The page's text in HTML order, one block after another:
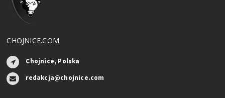
CHOJNICE.COM
Chojnice, Polska
redakcja@chojnice.com